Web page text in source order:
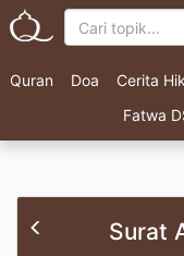
Quran Doa Cerita
Fatwa
Surat